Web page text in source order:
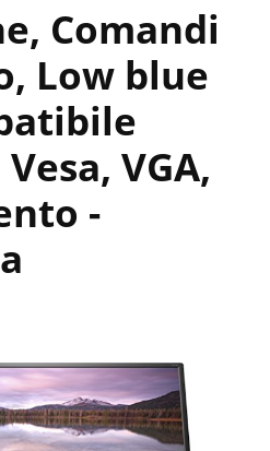
Comandi
Low blue
VGA,
-